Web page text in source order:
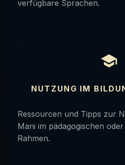
verfügbare Sprachen.
NUTZUNG IM
Ressourcen und Tipps zur
Mani im pädagogischen
Rahmen.